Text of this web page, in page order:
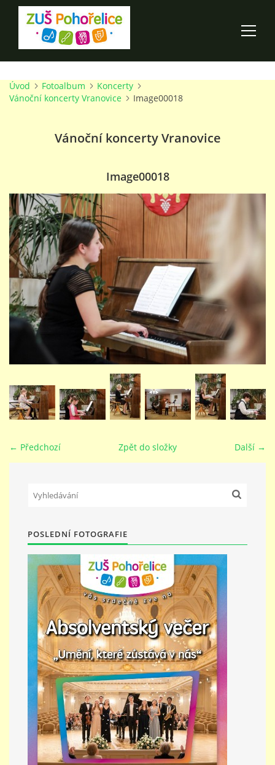
ÚVOD
O ŠKOLE
PRO RODIČE
TALENTOVÉ ZKOUŠKY
STUDIJNÍ OBORY
GALERIE
VIDEA - FILMOVÁ TVORBA
DOKUMENTY / KE STAŽENÍ
KURZY
KONTAKTY
PŘÍMĚSTSKÝ TÁBOR
MISS VÝTVARNÝ MODEL
ZAMĚSTNÁNÍ
DOTACE
GDPR
Úvod Fotoalbum
Koncerty
Vánoční koncerty Vranovice
Image00018
Vánoční koncerty Vranovice
Image00018
← Předchozí Další →
Zpět do složky
POSLEDNÍ FOTOGRAFIE